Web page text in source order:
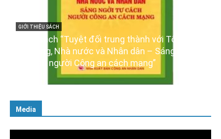
GIỚI THIỆU SÁCH
Ra mắt ba cuốn sách ảnh chào mừng Đại
XIV của Đảng
16/01/2026
Media